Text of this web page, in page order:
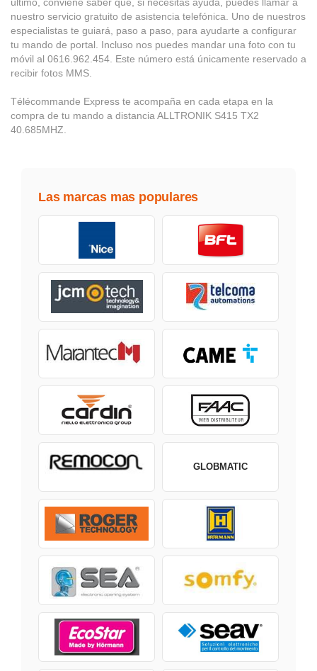
nuestro servicio gratuito de asistencia telefónica. Uno de nuestros
especialistas te guiará, paso a paso, para ayudarte a configurar
tu mando de portal. Incluso nos puedes mandar una foto con tu
móvil al 0616.962.454. Este número está únicamente reservado a
recibir fotos MMS.
Télécommande Express te acompaña en cada etapa en la
compra de tu mando a distancia ALLTRONIK S415 TX2
40.685MHZ.
Las marcas mas populares
GLOBMATIC